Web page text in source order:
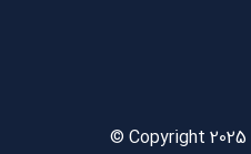
© Copyright